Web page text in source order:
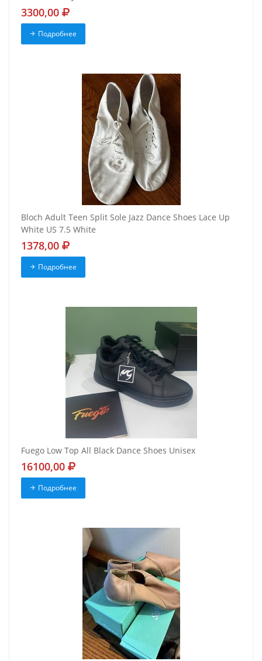
3300,00
Подробнее
Bloch Adult Teen Split Sole Jazz Dance Shoes Lace Up
White US 7.5 White
1378,00
Подробнее
Fuego Low Top All Black Dance Shoes Unisex
16100,00
Подробнее